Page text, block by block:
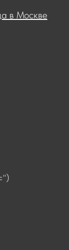
в Москве